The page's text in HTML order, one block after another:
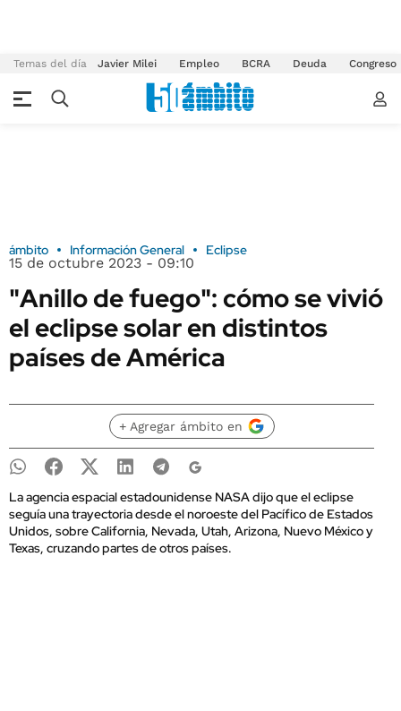
Temas del día Javier Milei Empleo BCRA Deuda Congreso
ámbito Información General Eclipse
15 de octubre 2023 - 09:10
"Anillo de fuego": cómo se vivió
el eclipse solar en distintos
países de América
+ Agregar ámbito en
La agencia espacial estadounidense NASA dijo que el eclipse
seguía una trayectoria desde el noroeste del Pacífico de Estados
Unidos, sobre California, Nevada, Utah, Arizona, Nuevo México y
Texas, cruzando partes de otros países.